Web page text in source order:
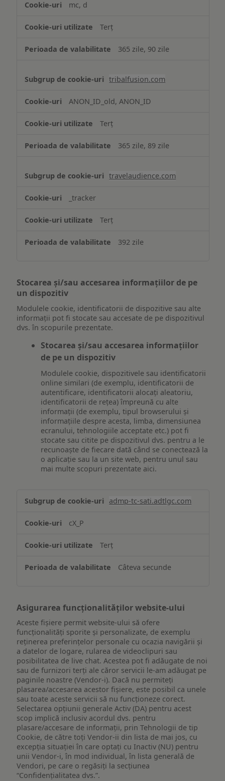
mc, d
Terț
365 zile, 90 zile
tribalfusion.com
ANON_ID_old, ANON_ID
Terț
365 zile, 89 zile
travelaudience.com
_tracker
Terț
392 zile
Stocarea și/sau accesarea informațiilor de pe
un dispozitiv
Modulele cookie, identificatorii de dispozitive sau alte
informații pot fi stocate sau accesate de pe dispozitivul
dvs. în scopurile prezentate.
Stocarea și/sau accesarea informațiilor
de pe un dispozitiv
Modulele cookie, dispozitivele sau identificatorii
online similari (de exemplu, identificatorii de
autentificare, identificatorii alocați aleatoriu,
identificatorii de rețea) împreună cu alte
informații (de exemplu, tipul browserului și
informațiile despre acesta, limba, dimensiunea
ecranului, tehnologiile acceptate etc.) pot fi
stocate sau citite pe dispozitivul dvs. pentru a le
recunoaște de fiecare dată când se conectează la
o aplicație sau la un site web, pentru unul sau
mai multe scopuri prezentate aici.
și/sau
informațiilor
pe
dispozitiv
admp-tc-sati.adtlgc.com
cX_P
Terț
Câteva secunde
Asigurarea funcționalităților website-ului
Aceste fișiere permit website-ului să ofere
funcționalități sporite și personalizate, de exemplu
reţinerea preferinţelor personale cu ocazia navigării și
a datelor de logare, rularea de videoclipuri sau
posibilitatea de live chat. Acestea pot fi adăugate de noi
sau de furnizori terți ale căror servicii le-am adăugat pe
paginile noastre (Vendor-i). Dacă nu permiteți
plasarea/accesarea acestor fișiere, este posibil ca unele
sau toate aceste servicii să nu funcționeze corect.
Selectarea opțiunii generale Activ (DA) pentru acest
scop implică inclusiv acordul dvs. pentru
plasare/accesare de informații, prin Tehnologii de tip
Cookie, de către toți Vendor-ii din lista de mai jos, cu
excepția situației în care optați cu Inactiv (NU) pentru
unii Vendor-i, în mod individual, în lista generală de
Vendori, pe care o regăsiți la secțiunea
“Confidențialitatea dvs.”.